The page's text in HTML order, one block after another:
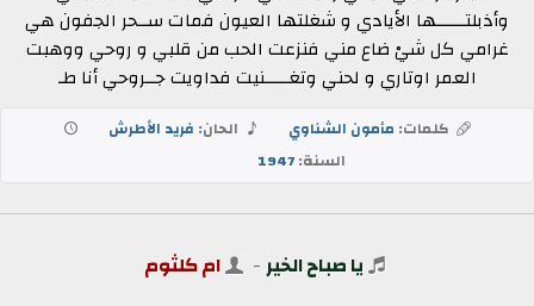
وأذبلتــــــها الأيادي و شغلتها العيون فمات ســحر الجفون هي
غرامي كل شيْ ضاع مني فنزعت الحب من قلبي و روحي ووهبت
العمر اوتاري و لحني وتغـــــنيت فداويت جــروحي أنا طـ
كلمات: مأمون الشناوي الحان: فريد الأطرش
السنة:1947
يا صباح الخير- ام كلثوم